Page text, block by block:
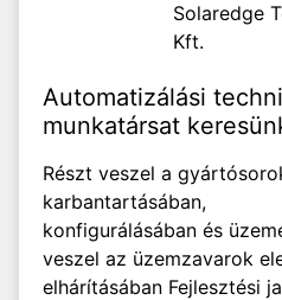
Solaredge
Kft.
Automatizálási
munkatársat
Részt veszel a
karbantartásában,
konfigurálásában és
veszel az üzemzavarok
elhárításában Fejlesztési